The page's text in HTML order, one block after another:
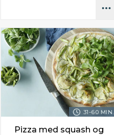
31-60 MIN.
Pizza med squash og